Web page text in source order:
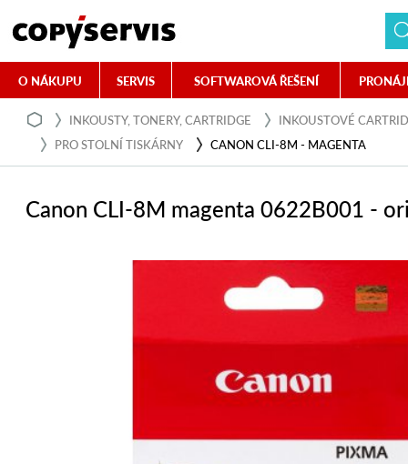
O NÁKUPU SERVIS SOFTWAROVÁ ŘEŠENÍ
INKOUSTY, TONERY, CARTRIDGE
INKOUSTOVÉ
PRO STOLNÍ TISKÁRNY
CANON CLI-8M - MAGENTA
Canon CLI-8M magenta 0622B001 -